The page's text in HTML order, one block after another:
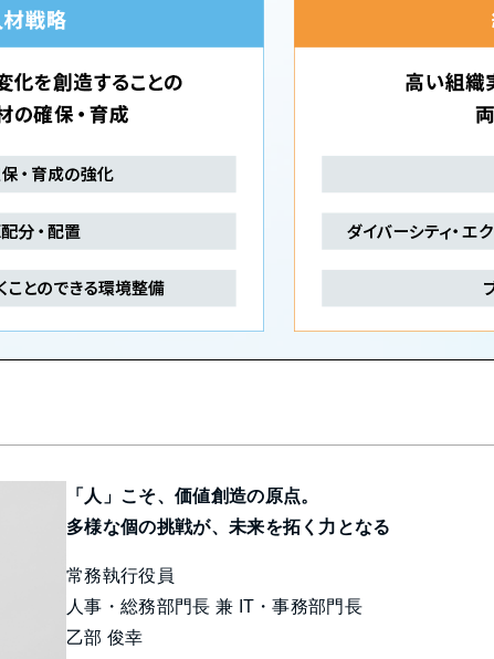
「人」こそ、価値創造の原点。
多様な個の挑戦が、未来を拓く力となる
常務執行役員
人事・総務部門長 兼 IT・事務部門長
乙部 俊幸